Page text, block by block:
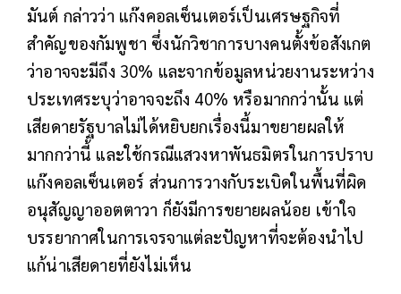
มันต์ กล่าวว่า แก๊งคอลเซ็นเตอร์เป็นเศรษฐกิจที่
สำคัญของกัมพูชา ซึ่งนักวิชาการบางคนตั้งข้อสังเกต
ว่าอาจจะมีถึง 30% และจากข้อมูลหน่วยงานระหว่าง
ประเทศระบุว่าอาจจะถึง 40% หรือมากกว่านั้น แต่
เสียดายรัฐบาลไม่ได้หยิบยกเรื่องนี้มาขยายผลให้
มากกว่านี้ และใช้กรณีแสวงหาพันธมิตรในการปราบ
แก๊งคอลเซ็นเตอร์ ส่วนการวางกับระเบิดในพื้นที่ผิด
อนุสัญญาออตตาวา ก็ยังมีการขยายผลน้อย เข้าใจ
บรรยากาศในการเจรจาแต่ละปัญหาที่จะต้องนำไป
แก้น่าเสียดายที่ยังไม่เห็น